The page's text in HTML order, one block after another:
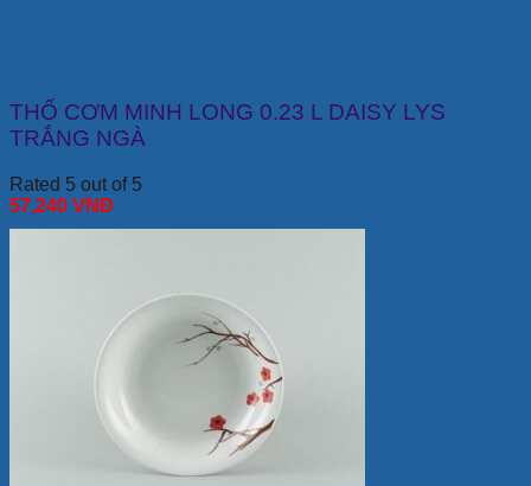
THỐ CƠM MINH LONG 0.23 L DAISY LYS
TRẮNG NGÀ
Rated 5 out of 5
57,240 VNĐ